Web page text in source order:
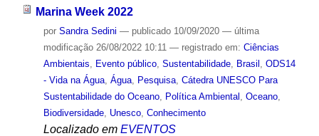
Marina Week 2022
por Sandra Sedini — publicado10/09/2020 — última
modificação26/08/2022 10:11 — registrado em: Ciências
Ambientais
Evento público, Sustentabilidade, Brasil
ODS14
- Vida na Água, Água, Pesquisa, Cátedra UNESCO Para
Sustentabilidade do Oceano, Política Ambiental Oceano,
Biodiversidade, Unesco, Conhecimento
Localizado em EVENTOS